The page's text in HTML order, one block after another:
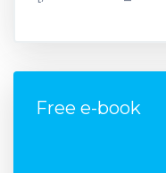
Free e-book